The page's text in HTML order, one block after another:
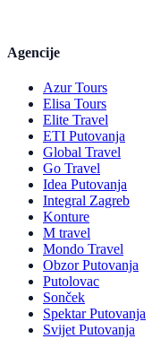
Agencije
Azur Tours
Elisa Tours
Elite Travel
ETI Putovanja
Global Travel
Go Travel
Idea Putovanja
Integral Zagreb
Konture
M travel
Mondo Travel
Obzor Putovanja
Putolovac
Sonček
Spektar Putovanja
Svijet Putovanja